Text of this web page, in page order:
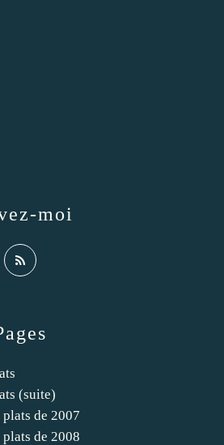
(suite)
de 2007
de 2008
moi